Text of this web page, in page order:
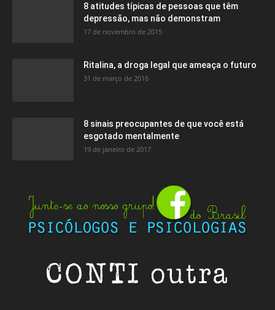
8 atitudes típicas de pessoas que têm
depressão, mas não demonstram
17 de novembro de 2015
Ritalina, a droga legal que ameaça o futuro
31 de março de 2016
8 sinais preocupantes de que você está
esgotado mentalmente
19 de janeiro de 2017